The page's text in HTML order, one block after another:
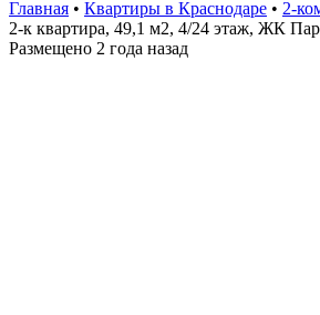
Главная • Квартиры в Краснодаре • 2-
2-к квартира, 49,1 м2, 4/24 этаж, ЖК
Размещено 2 года назад